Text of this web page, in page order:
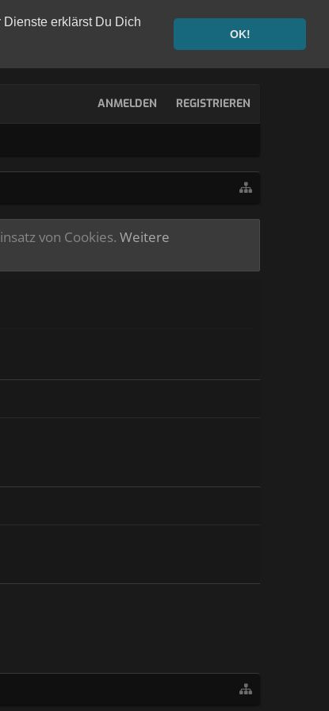
erklärst Du Dich
OK!
ANMELDEN REGISTRIEREN
von Cookies. Weitere